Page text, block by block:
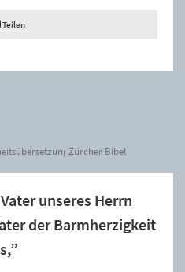
Teilen
Zürcher Bibel
unseres Herrn
der Barmherzigkeit